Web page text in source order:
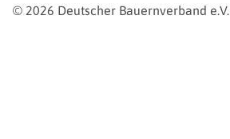
© 2026 Deutscher Bauernverband e.V.